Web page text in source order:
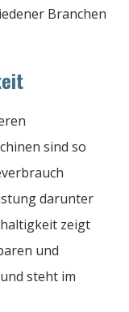
Branchen
sind so
darunter
zeigt
und
steht im